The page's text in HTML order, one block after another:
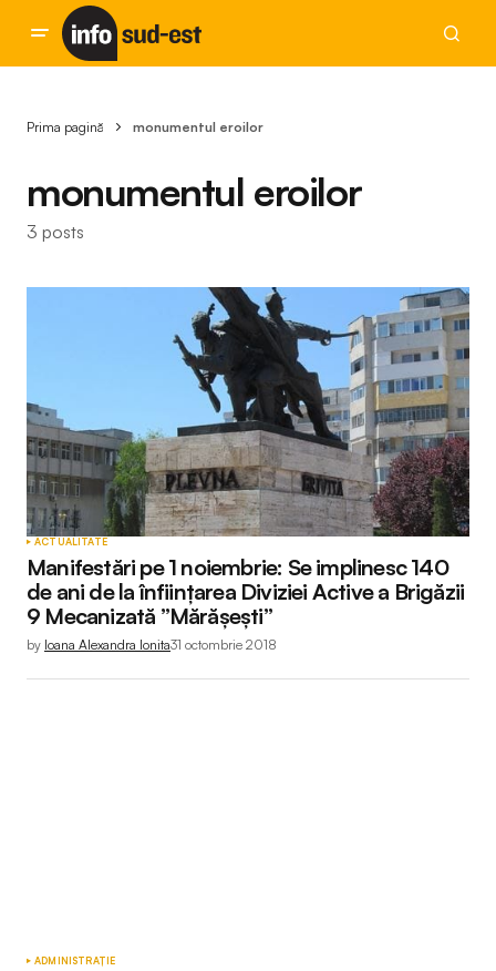
Prima pagină monumentul eroilor
monumentul eroilor
3 posts
ACTUALITATE
Manifestări pe 1 noiembrie: Se implinesc 140
de ani de la înființarea Diviziei Active a Brigăzii
9 Mecanizată ”Mărășești”
by Ioana Alexandra Ionita31 octombrie 2018
ADMINISTRAȚIE